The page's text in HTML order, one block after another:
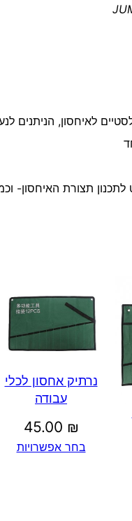
לאיחסון, הניתנים
תצורת האיחסון- וכמו
נרתיק אחסון לכלי
עבודה
45.00 ₪
בחר אפשרויות